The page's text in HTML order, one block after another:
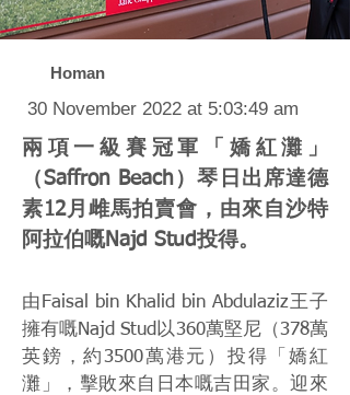
Homan
30 November 2022 at 5:03:49 am
兩項一級賽冠軍「嬌紅灘」
（Saffron Beach）琴日出席達德
素12月雌馬拍賣會，由來自沙特
阿拉伯嘅Najd Stud投得。
由Faisal bin Khalid bin Abdulaziz王子
擁有嘅Najd Stud以360萬堅尼（378萬
英鎊，約3500萬港元）投得「嬌紅
灘」，擊敗來自日本嘅吉田家。迎來